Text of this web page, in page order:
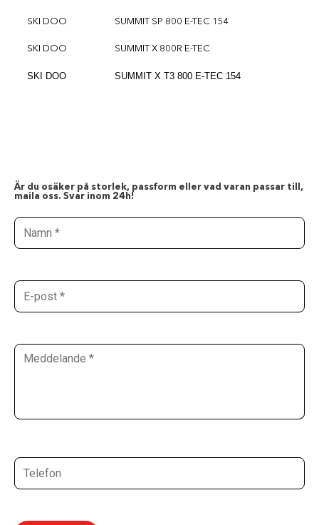
SKI DOO SUMMIT SP 800 E-TEC 154
SKI DOO SUMMIT X 800R E-TEC
SKI DOO SUMMIT X T3 800 E-TEC 154
Är du osäker på storlek, passform eller vad varan passar till,
maila oss. Svar inom 24h!